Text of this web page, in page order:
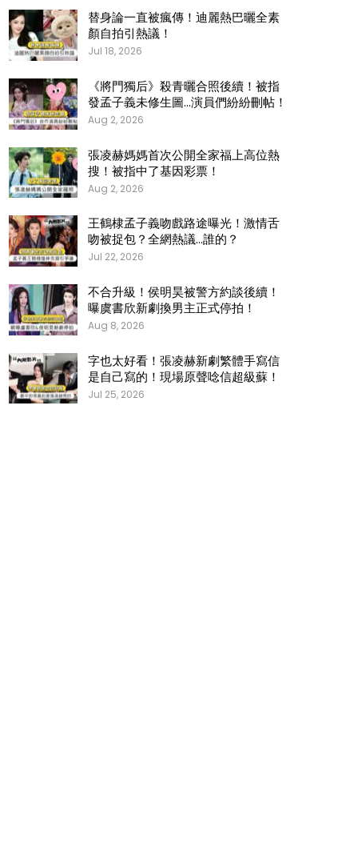
替身論一直被瘋傳！迪麗熱巴曬全素
顏自拍引熱議！
Jul 18, 2026
《將門獨后》殺青曬合照後續！被指
發孟子義未修生圖…演員們紛紛刪帖！
Aug 2, 2026
張凌赫媽媽首次公開全家福上高位熱
搜！被指中了基因彩票！
Aug 2, 2026
王鶴棣孟子義吻戲路途曝光！激情舌
吻被捉包？全網熱議…誰的？
Jul 22, 2026
不合升級！侯明昊被警方約談後續！
曝虞書欣新劇換男主正式停拍！
Aug 8, 2026
字也太好看！張凌赫新劇繁體手寫信
是自己寫的！現場原聲唸信超級蘇！
Jul 25, 2026